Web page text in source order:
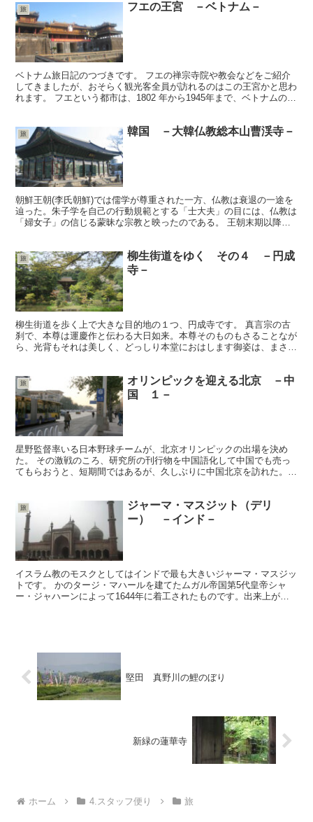
旅 フエの王宮 －ベトナム－
ベトナム旅日記のつづきです。 フエの禅宗寺院や教会などをご紹介
してきましたが、おそらく観光客全員が訪れるのはこの王宮かと思わ
れます。 フエという都市は、1802 年から1945年まで、ベトナムの阮
旅 韓国 －大韓仏教総本山曹渓寺－
朝鮮王朝(李氏朝鮮)では儒学が尊重された一方、仏教は衰退の一途を
辿った。朱子学を自己の行動規範とする「士大夫」の目には、仏教は
「婦女子」の信じる蒙昧な宗教と映ったのである。 王朝末期以降、
旅
柳生街道をゆく その４ －円成
寺－
柳生街道を歩く上で大きな目的地の１つ、円成寺です。 真言宗の古
刹で、本尊は運慶作と伝わる大日如来。本尊そのものもさることなが
ら、光背もそれは美しく、どっしり本堂におはします御姿は、まさに
旅
オリンピックを迎える北京 －中
国 １－
星野監督率いる日本野球チームが、北京オリンピックの出場を決め
た。 その激戦のころ、研究所の刊行物を中国語化して中国でも売っ
てもらおうと、短期間ではあるが、久しぶりに中国北京を訪れた。
旅
ジャーマ・マスジット（デリ
ー） －インド－
イスラム教のモスクとしてはインドで最も大きいジャーマ・マスジッ
トです。 かのタージ・マハールを建てたムガル帝国第5代皇帝シャ
ー・ジャハーンによって1644年に着工されたものです。出来上がっ
堅田 真野川の鯉のぼり
新緑の蓮華寺
ホーム 4.スタッフ便り 旅